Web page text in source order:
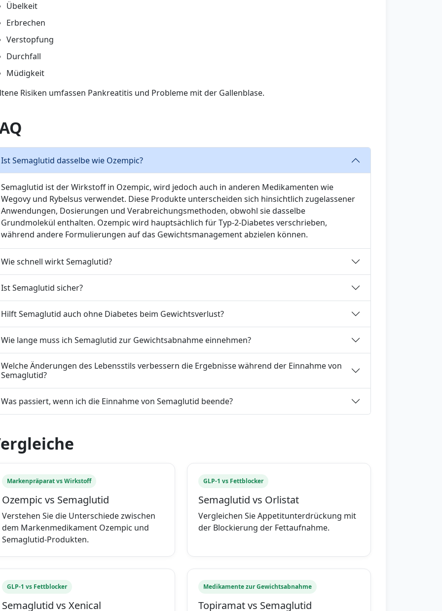
Übelkeit
Erbrechen
Verstopfung
Durchfall
Müdigkeit
Risiken umfassen Pankreatitis und Probleme mit der Gallenblase.
Ist Semaglutid dasselbe wie Ozempic?
Semaglutid ist der Wirkstoff in Ozempic, wird jedoch auch in anderen Medikamenten wie
Wegovy und Rybelsus verwendet. Diese Produkte unterscheiden sich hinsichtlich zugelassener
Anwendungen, Dosierungen und Verabreichungsmethoden, obwohl sie dasselbe
Grundmolekül enthalten. Ozempic wird hauptsächlich für Typ-2-Diabetes verschrieben,
während andere Formulierungen auf das Gewichtsmanagement abzielen können.
Wie schnell wirkt Semaglutid?
Ist Semaglutid sicher?
Hilft Semaglutid auch ohne Diabetes beim Gewichtsverlust?
Wie lange muss ich Semaglutid zur Gewichtsabnahme einnehmen?
Welche Änderungen des Lebensstils verbessern die Ergebnisse während der Einnahme von
Semaglutid?
Was passiert, wenn ich die Einnahme von Semaglutid beende?
Markenpräparat vs Wirkstoff
Ozempic vs Semaglutid
Verstehen Sie die Unterschiede zwischen
dem Markenmedikament Ozempic und
Semaglutid-Produkten.
GLP-1 vs Fettblocker
Semaglutid vs Orlistat
Vergleichen Sie Appetitunterdrückung mit
der Blockierung der Fettaufnahme.
GLP-1 vs Fettblocker
Semaglutid vs Xenical
Medikamente zur Gewichtsabnahme
Topiramat vs Semaglutid